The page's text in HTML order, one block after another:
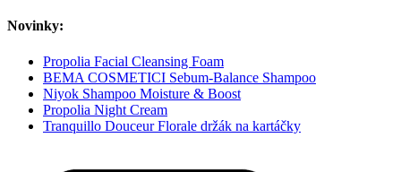
Novinky:
Propolia Facial Cleansing Foam
BEMA COSMETICI Sebum-Balance Shampoo
Niyok Shampoo Moisture & Boost
Propolia Night Cream
Tranquillo Douceur Florale držák na kartáčky